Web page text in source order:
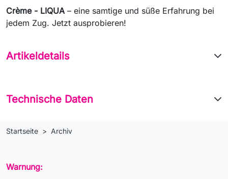
Crème - LIQUA – eine samtige und süße Erfahrung bei
jedem Zug. Jetzt ausprobieren!
Artikeldetails
Technische Daten
Startseite Archiv
Warnung: